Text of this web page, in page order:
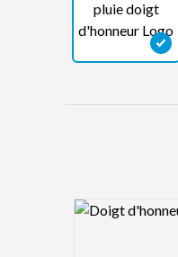
Logo Preview